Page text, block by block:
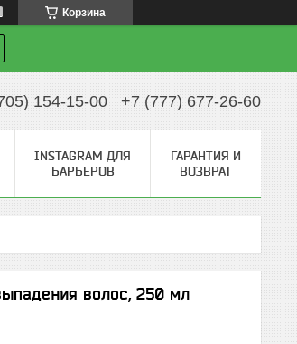
Корзина
154-15-00 +7 (777) 677-26-60
INSTAGRAM ДЛЯ
БАРБЕРОВ
ГАРАНТИЯ И
ВОЗВРАТ
волос, 250 мл